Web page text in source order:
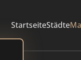
StartseiteStädte